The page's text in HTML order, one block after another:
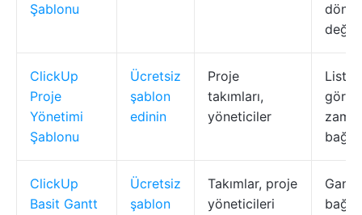
Şablonu
dönük
ClickUp
Proje
Yönetimi
Şablonu
Ücretsiz
şablon
edinin
Proje
takımları,
yöneticiler
Liste/
ClickUp
Basit Gantt
Ücretsiz
şablon
Takımlar, proje
yöneticileri